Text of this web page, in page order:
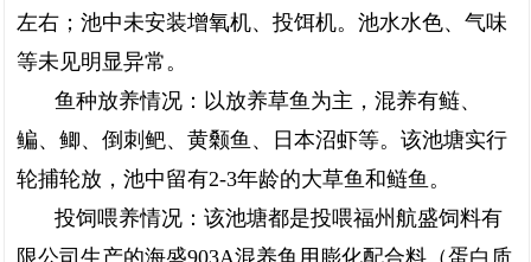
左右；池中未安装增氧机、投饵机。池水水色、气味
等未见明显异常。
鱼种放养情况：以放养草鱼为主，混养有鲢、
鳊、鲫、倒刺鲃、黄颡鱼、日本沼虾等。该池塘实行
轮捕轮放，池中留有2-3年龄的大草鱼和鲢鱼。
投饲喂养情况：该池塘都是投喂福州航盛饲料有
限公司生产的海盛903A混养鱼用膨化配合料（蛋白质